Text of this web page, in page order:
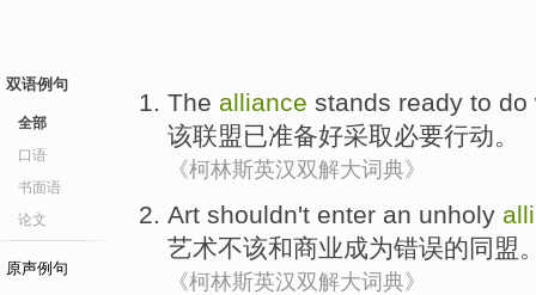
双语例句
全部
口语
书面语
论文
原声例句
The alliance stands ready to do
该联盟已准备好采取必要行动。
《柯林斯英汉双解大词典》
Art shouldn't enter an unholy
艺术不该和商业成为错误的同盟
《柯林斯英汉双解大词典》